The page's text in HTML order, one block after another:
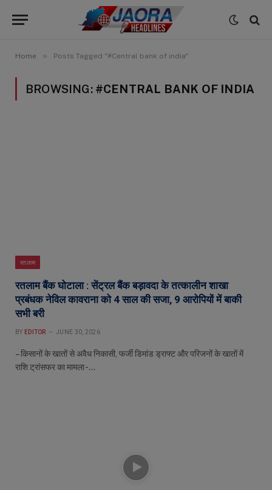
Home » Posts Tagged "#Central bank of india"
BROWSING: #CENTRAL BANK OF INDIA
रतलाम
रतलाम बैंक घोटाला : सेंट्रल बैंक बड़ावदा के तत्कालीन शाखा
प्रबंधक नेविल कावराना को 4 साल की सजा, 9 आरोपियों में बाकी
सभी बरी
BY EDITOR JUNE 30, 2026
– किसानों के खातों से अवैध निकासी, फर्जी डिमांड ड्राफ्ट और परिजनों के खातों में
राशि ट्रांसफर का मामला -…